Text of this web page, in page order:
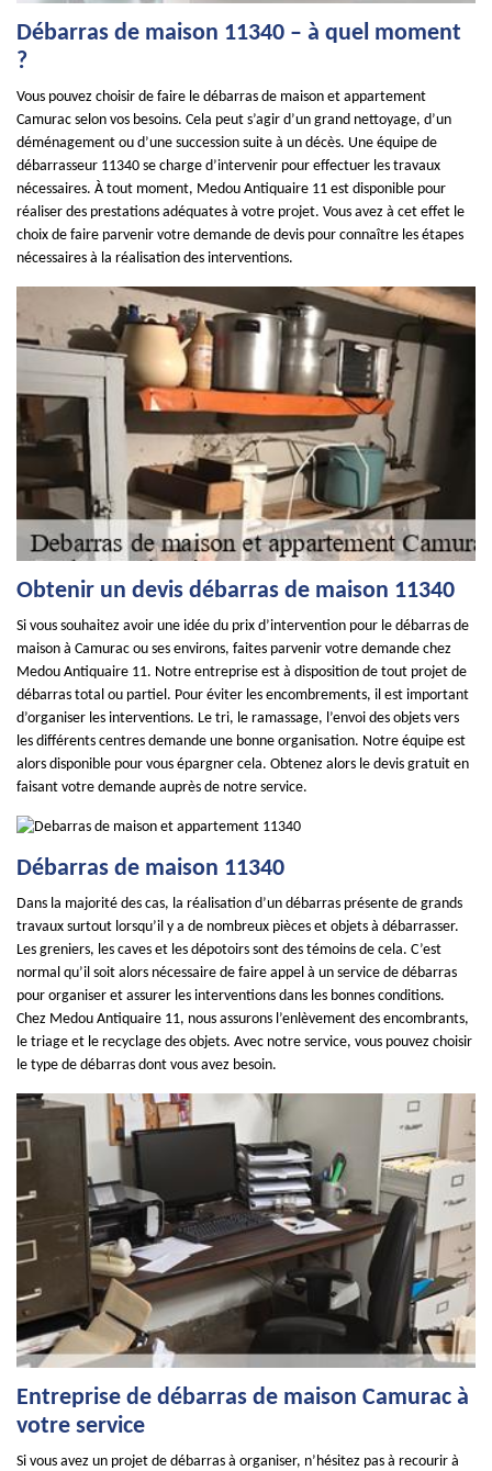
Débarras de maison 11340 – à quel moment
?
Vous pouvez choisir de faire le débarras de maison et appartement
Camurac selon vos besoins. Cela peut s’agir d’un grand nettoyage, d’un
déménagement ou d’une succession suite à un décès. Une équipe de
débarrasseur 11340 se charge d’intervenir pour effectuer les travaux
nécessaires. À tout moment, Medou Antiquaire 11 est disponible pour
réaliser des prestations adéquates à votre projet. Vous avez à cet effet le
choix de faire parvenir votre demande de devis pour connaître les étapes
nécessaires à la réalisation des interventions.
Obtenir un devis débarras de maison 11340
Si vous souhaitez avoir une idée du prix d’intervention pour le débarras de
maison à Camurac ou ses environs, faites parvenir votre demande chez
Medou Antiquaire 11. Notre entreprise est à disposition de tout projet de
débarras total ou partiel. Pour éviter les encombrements, il est important
d’organiser les interventions. Le tri, le ramassage, l’envoi des objets vers
les différents centres demande une bonne organisation. Notre équipe est
alors disponible pour vous épargner cela. Obtenez alors le devis gratuit en
faisant votre demande auprès de notre service.
Débarras de maison 11340
Dans la majorité des cas, la réalisation d’un débarras présente de grands
travaux surtout lorsqu’il y a de nombreux pièces et objets à débarrasser.
Les greniers, les caves et les dépotoirs sont des témoins de cela. C’est
normal qu’il soit alors nécessaire de faire appel à un service de débarras
pour organiser et assurer les interventions dans les bonnes conditions.
Chez Medou Antiquaire 11, nous assurons l’enlèvement des encombrants,
le triage et le recyclage des objets. Avec notre service, vous pouvez choisir
le type de débarras dont vous avez besoin.
Entreprise de débarras de maison Camurac à
votre service
Si vous avez un projet de débarras à organiser, n’hésitez pas à recourir à